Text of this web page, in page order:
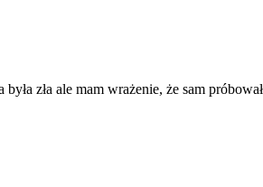
zła ale mam wrażenie, że sam